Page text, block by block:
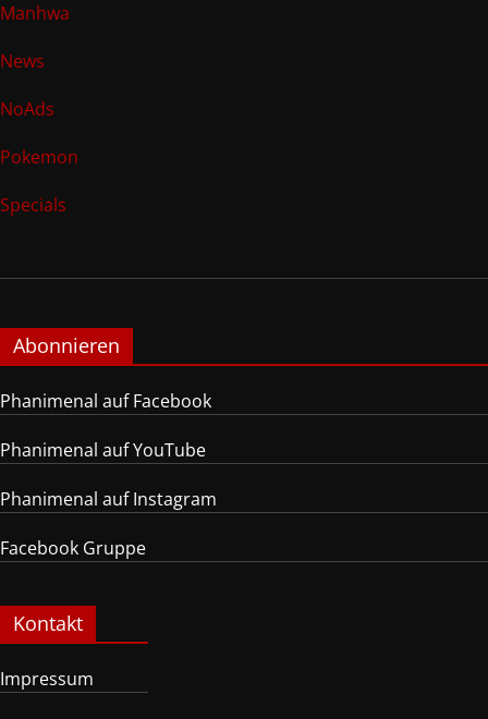
Manhwa
News
NoAds
Pokemon
Specials
Abonnieren
Phanimenal auf Facebook
Phanimenal auf YouTube
Phanimenal auf Instagram
Facebook Gruppe
Kontakt
Impressum